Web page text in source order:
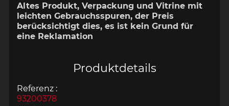
Altes Produkt, Verpackung und Vitrine mit
leichten Gebrauchsspuren, der Preis
berücksichtigt dies, es ist kein Grund für
eine Reklamation
Produktdetails
Referenz :
93200378